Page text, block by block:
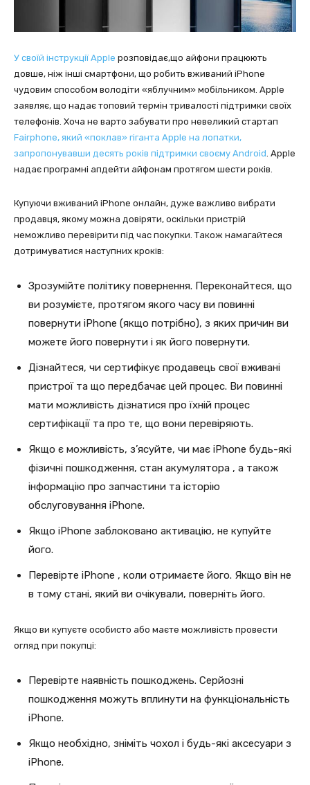
У своїй інструкції Apple розповідає,що айфони працюють
довше, ніж інші смартфони, що робить вживаний iPhone
чудовим способом володіти «яблучним» мобільником. Apple
заявляє, що надає топовий термін тривалості підтримки своїх
телефонів. Хоча не варто забувати про невеликий стартап
Fairphone, який «поклав» гіганта Apple на лопатки,
запропонувавши десять років підтримки своєму Android. Apple
надає програмні апдейти айфонам протягом шести років.
Купуючи вживаний iPhone онлайн, дуже важливо вибрати
продавця, якому можна довіряти, оскільки пристрій
неможливо перевірити під час покупки. Також намагайтеся
дотримуватися наступних кроків:
Зрозумійте політику повернення. Переконайтеся, що
ви розумієте, протягом якого часу ви повинні
повернути iPhone (якщо потрібно), з яких причин ви
можете його повернути і як його повернути.
Дізнайтеся, чи сертифікує продавець свої вживані
пристрої та що передбачає цей процес. Ви повинні
мати можливість дізнатися про їхній процес
сертифікації та про те, що вони перевіряють.
Якщо є можливість, з’ясуйте, чи має iPhone будь-які
фізичні пошкодження, стан акумулятора , а також
інформацію про запчастини та історію
обслуговування iPhone.
Якщо iPhone заблоковано активацію, не купуйте
його.
Перевірте iPhone , коли отримаєте його. Якщо він не
в тому стані, який ви очікували, поверніть його.
Якщо ви купуєте особисто або маєте можливість провести
огляд при покупці:
Перевірте наявність пошкоджень. Серйозні
пошкодження можуть вплинути на функціональність
iPhone.
Якщо необхідно, зніміть чохол і будь-які аксесуари з
iPhone.